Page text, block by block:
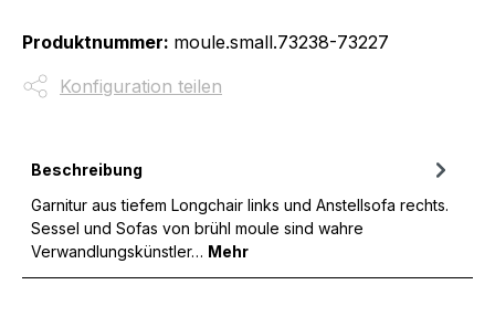
Produktnummer: moule.small.73238-73227
Konfiguration teilen
Beschreibung
Garnitur aus tiefem Longchair links und Anstellsofa rechts.
Sessel und Sofas von brühl moule sind wahre
Verwandlungskünstler… Mehr